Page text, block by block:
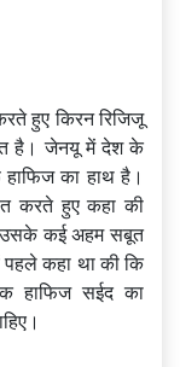
हुए किरन रिजिजू
है। जेनयू में देश के
का हाथ है।
करते हुए कहा की
उसके कई अहम सबूत
कहा था की कि
हाफिज सईद का